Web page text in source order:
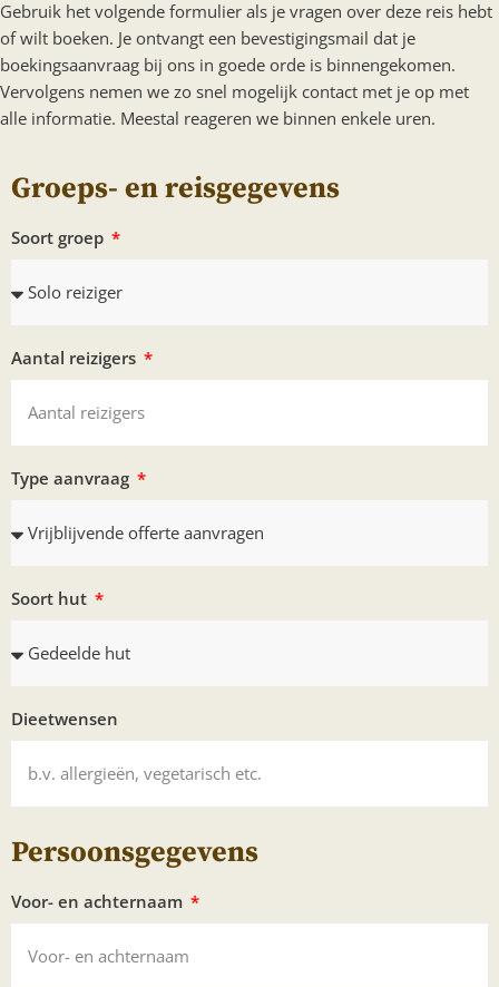
Gebruik het volgende formulier als je vragen over deze reis hebt
of wilt boeken. Je ontvangt een bevestigingsmail dat je
boekingsaanvraag bij ons in goede orde is binnengekomen.
Vervolgens nemen we zo snel mogelijk contact met je op met
alle informatie. Meestal reageren we binnen enkele uren.
Groeps- en reisgegevens
Soort groep
Aantal reizigers
Type aanvraag
Soort hut
Dieetwensen
Persoonsgegevens
Voor- en achternaam